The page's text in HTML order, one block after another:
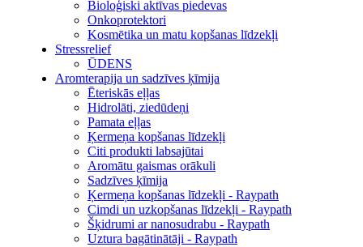
Bioloģiski aktīvas piedevas
Onkoprotektori
Kosmētika un matu kopšanas līdzekļi
Stressrelief
ŪDENS
Aromterapija un sadzīves ķīmija
Ēteriskās eļļas
Hidrolāti, ziedūdeņi
Pamata eļļas
Ķermeņa kopšanas līdzekļi
Citi produkti labsajūtai
Aromātu gaismas orākuli
Sadzīves ķīmija
Ķermeņa kopšanas līdzekļi - Raypath
Cimdi un uzkopšanas līdzekļi - Raypath
Šķidrumi ar nanosudrabu - Raypath
Uztura bagātinātāji - Raypath